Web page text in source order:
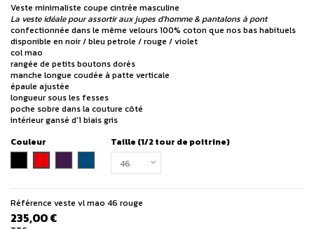
Veste minimaliste coupe cintrée masculine
La veste idéale pour assortir aux jupes d'homme & pantalons à pont
confectionnée dans le même velours 100% coton que nos bas habituels
disponible en noir / bleu petrole / rouge / violet
col mao
rangée de petits boutons dorés
manche longue coudée à patte verticale
épaule ajustée
longueur sous les fesses
poche sobre dans la couture côté
intérieur gansé d'1 biais gris
Couleur
bleu pétrole
Taille (1/2 tour de poitrine)
Référence veste vl mao 46 rouge
235,00 €